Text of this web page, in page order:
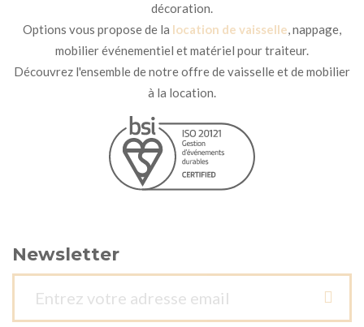
décoration.
Options vous propose de la location de vaisselle, nappage,
mobilier événementiel et matériel pour traiteur.
Découvrez l'ensemble de notre offre de vaisselle et de mobilier
à la location.
Newsletter